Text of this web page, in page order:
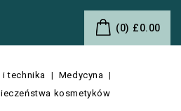
(0) £0.00
i technika
Medycyna
kosmetyków